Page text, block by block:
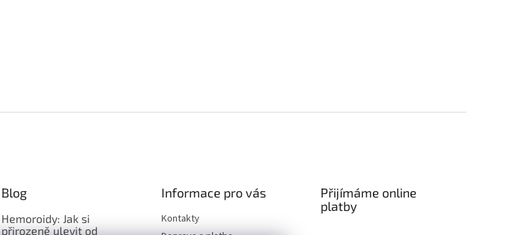
Blog
Hemoroidy: Jak si
přirozeně ulevit od
Informace pro vás
Kontakty
Přijímáme online
platby